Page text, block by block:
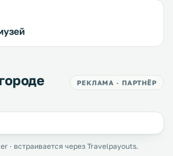
РЕКЛАМА · ПАРТНЁР
· встраивается через Travelpayouts.